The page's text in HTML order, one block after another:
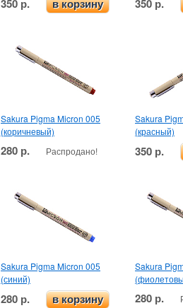
350 р. в корзину 350 р.
Sakura Pigma Micron 005
(коричневый)
280 р. Распродано!
Sakura
(красный)
350 р.
Sakura Pigma Micron 005
(синий)
280 р. в корзину
Sakura
280 р.